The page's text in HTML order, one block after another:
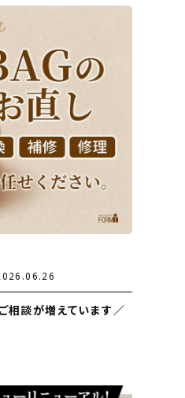
相談が増えています／